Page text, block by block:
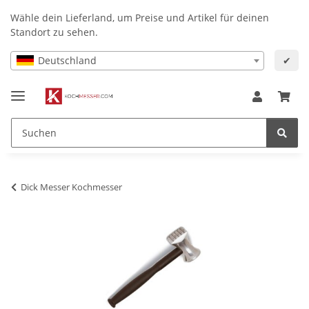
Wähle dein Lieferland, um Preise und Artikel für deinen
Standort zu sehen.
Deutschland ✔
Dick Messer Kochmesser